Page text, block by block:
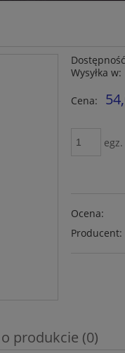
Wysyłka w:
Cena:
egz.
Ocena:
Producent:
produkcie (0)